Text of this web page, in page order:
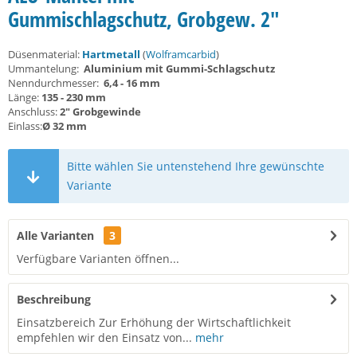
Gummischlagschutz, Grobgew. 2"
Düsenmaterial: Hartmetall (Wolframcarbid)
Ummantelung: Aluminium mit Gummi-Schlagschutz
Nenndurchmesser: 6,4 - 16 mm
Länge: 135 - 230 mm
Anschluss:2" Grobgewinde
Einlass:Ø 32 mm
Bitte wählen Sie untenstehend Ihre gewünschte
Variante
Alle Varianten
3
Verfügbare Varianten öffnen...
Beschreibung
Einsatzbereich Zur Erhöhung der Wirtschaftlichkeit
empfehlen wir den Einsatz von... mehr